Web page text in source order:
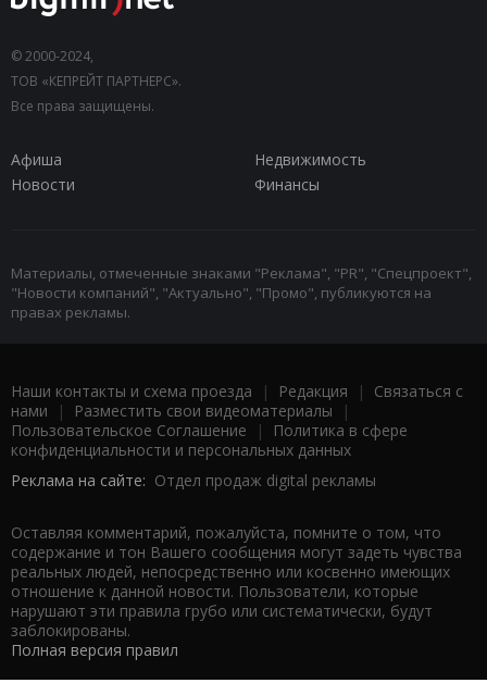
© 2000-2024,
ТОВ «КЕПРЕЙТ ПАРТНЕРС».
Все права защищены.
Афиша
Недвижимость
Новости
Финансы
Материалы, отмеченные знаками "Реклама", "PR", "Спецпроект",
"Новости компаний", "Актуально", "Промо", публикуются на
правах рекламы.
Наши контакты и схема проезда | Редакция | Связаться с
нами | Разместить свои видеоматериалы |
Пользовательское Соглашение |
Политика в сфере
конфиденциальности и персональных данных
Реклама на сайте: Отдел продаж digital рекламы
Оставляя комментарий, пожалуйста, помните о том, что
содержание и тон Вашего сообщения могут задеть чувства
реальных людей, непосредственно или косвенно имеющих
отношение к данной новости. Пользователи, которые
нарушают эти правила грубо или систематически, будут
заблокированы.
Полная версия правил